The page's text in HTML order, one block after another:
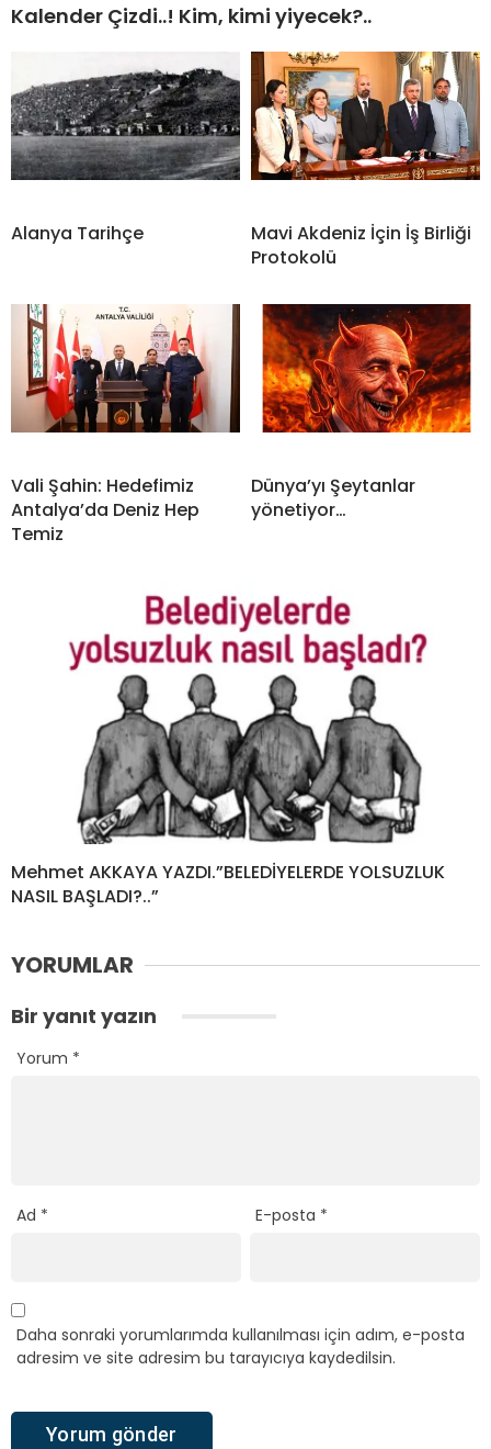
Kalender Çizdi..! Kim, kimi yiyecek?..
Alanya Tarihçe
Mavi Akdeniz İçin İş Birliği
Protokolü
Vali Şahin: Hedefimiz
Antalya’da Deniz Hep
Temiz
Dünya’yı Şeytanlar
yönetiyor…
Mehmet AKKAYA YAZDI.”BELEDİYELERDE YOLSUZLUK
NASIL BAŞLADI?..”
YORUMLAR
Bir yanıt yazın
Yorum *
Ad * E-posta *
Daha sonraki yorumlarımda kullanılması için adım, e-posta
adresim ve site adresim bu tarayıcıya kaydedilsin.